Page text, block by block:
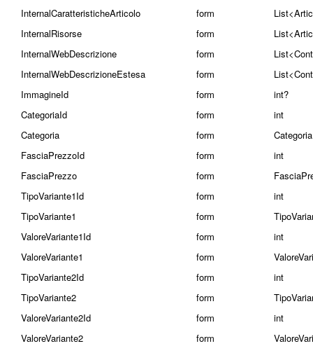
InternalCaratteristicheArticolo
form
InternalRisorse
form
InternalWebDescrizione
form
InternalWebDescrizioneEstesa
form
ImmagineId
form
int?
CategoriaId
form
int
Categoria
form
Categoria
FasciaPrezzoId
form
int
FasciaPrezzo
form
TipoVariante1Id
form
int
TipoVariante1
form
ValoreVariante1Id
form
int
ValoreVariante1
form
TipoVariante2Id
form
int
TipoVariante2
form
ValoreVariante2Id
form
int
ValoreVariante2
form